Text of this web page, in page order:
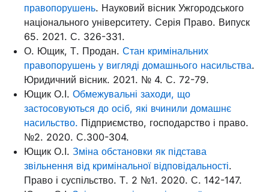
правопорушень. Науковий вісник Ужгородського
національного університету. Серія Право. Випуск
65. 2021. С. 326-331.
О. Ющик, Т. Продан. Стан кримінальних
правопорушень у вигляді домашнього насильства.
Юридичний вісник. 2021. № 4. С. 72-79.
Ющик О.І. Обмежувальні заходи, що
застосовуються до осіб, які вчинили домашнє
насильство. Підприємство, господарство і право.
№2. 2020. С.300-304.
Ющик О.І. Зміна обстановки як підстава
звільнення від кримінальної відповідальності.
Право і суспільство. Т. 2 №1. 2020. С. 142-147.